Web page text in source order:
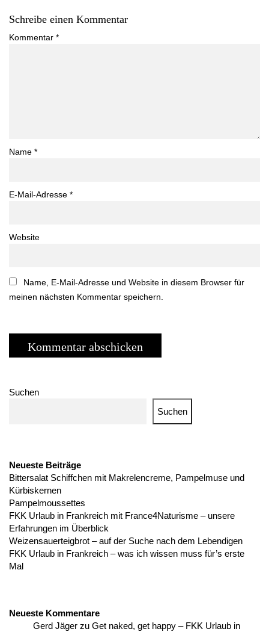
Schreibe einen Kommentar
Kommentar *
Name *
E-Mail-Adresse *
Website
Name, E-Mail-Adresse und Website in diesem Browser für
meinen nächsten Kommentar speichern.
Suchen
Suchen
Neueste Beiträge
Bittersalat Schiffchen mit Makrelencreme, Pampelmuse und
Kürbiskernen
Pampelmoussettes
FKK Urlaub in Frankreich mit France4Naturisme – unsere
Erfahrungen im Überblick
Weizensauerteigbrot – auf der Suche nach dem Lebendigen
FKK Urlaub in Frankreich – was ich wissen muss für’s erste
Mal
Neueste Kommentare
Gerd Jäger zu Get naked, get happy – FKK Urlaub in